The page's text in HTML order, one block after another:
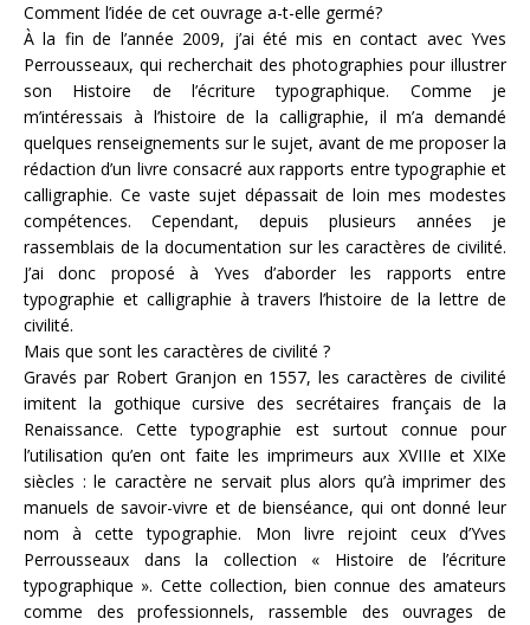
Comment l’idée de cet ouvrage a-t-elle germé?
À la fin de l’année 2009, j’ai été mis en contact avec Yves
Perrousseaux, qui recherchait des photographies pour illustrer
son Histoire de l’écriture typographique. Comme je
m’intéressais à l’histoire de la calligraphie, il m’a demandé
quelques renseignements sur le sujet, avant de me proposer la
rédaction d’un livre consacré aux rapports entre typographie et
calligraphie. Ce vaste sujet dépassait de loin mes modestes
compétences. Cependant, depuis plusieurs années je
rassemblais de la documentation sur les caractères de civilité.
J’ai donc proposé à Yves d’aborder les rapports entre
typographie et calligraphie à travers l’histoire de la lettre de
civilité.
Mais que sont les caractères de civilité ?
Gravés par Robert Granjon en 1557, les caractères de civilité
imitent la gothique cursive des secrétaires français de la
Renaissance. Cette typographie est surtout connue pour
l’utilisation qu’en ont faite les imprimeurs aux XVIIIe et XIXe
siècles : le caractère ne servait plus alors qu’à imprimer des
manuels de savoir-vivre et de bienséance, qui ont donné leur
nom à cette typographie. Mon livre rejoint ceux d’Yves
Perrousseaux dans la collection « Histoire de l’écriture
typographique ». Cette collection, bien connue des amateurs
comme des professionnels, rassemble des ouvrages de